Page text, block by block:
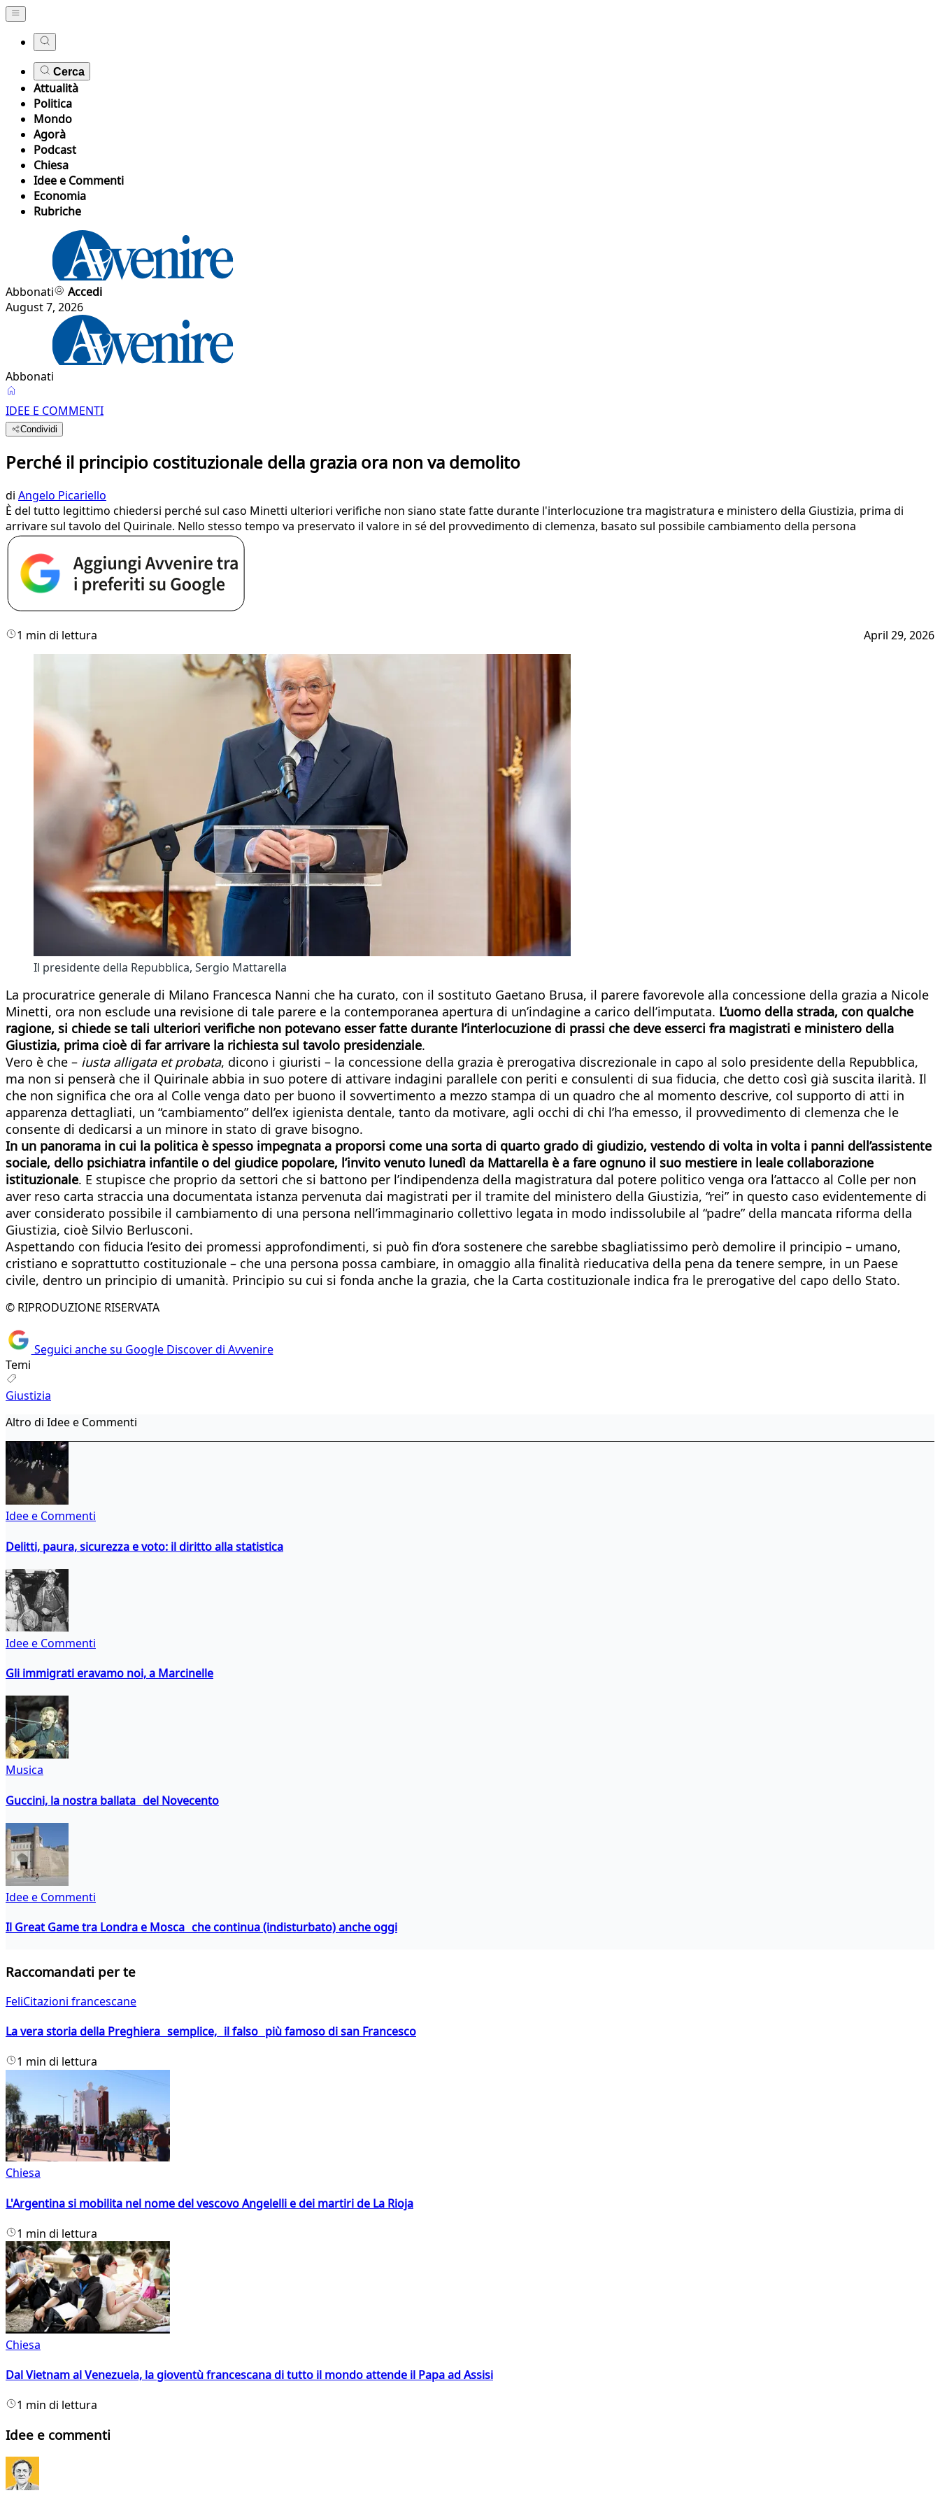
Cerca
Attualità
Politica
Mondo
Agorà
Podcast
Chiesa
Idee e Commenti
Economia
Rubriche
Abbonati
Accedi
August 7, 2026
Abbonati
IDEE E COMMENTI
Condividi
Perché il principio costituzionale della grazia ora non va demolito
di Angelo Picariello
È del tutto legittimo chiedersi perché sul caso Minetti ulteriori verifiche non siano state fatte durante l'interlocuzione tra magistratura e ministero della Giustizia, prima di
arrivare sul tavolo del Quirinale. Nello stesso tempo va preservato il valore in sé del provvedimento di clemenza, basato sul possibile cambiamento della persona
1 min di lettura April 29, 2026
Il presidente della Repubblica, Sergio Mattarella
La procuratrice generale di Milano Francesca Nanni che ha curato, con il sostituto Gaetano Brusa, il parere favorevole alla concessione della grazia a Nicole
Minetti, ora non esclude una revisione di tale parere e la contemporanea apertura di un’indagine a carico dell’imputata. L’uomo della strada, con qualche
ragione, si chiede se tali ulteriori verifiche non potevano esser fatte durante l’interlocuzione di prassi che deve esserci fra magistrati e ministero della
Giustizia, prima cioè di far arrivare la richiesta sul tavolo presidenziale.
Vero è che – iusta alligata et probata, dicono i giuristi – la concessione della grazia è prerogativa discrezionale in capo al solo presidente della Repubblica,
ma non si penserà che il Quirinale abbia in suo potere di attivare indagini parallele con periti e consulenti di sua fiducia, che detto così già suscita ilarità. Il
che non significa che ora al Colle venga dato per buono il sovvertimento a mezzo stampa di un quadro che al momento descrive, col supporto di atti in
apparenza dettagliati, un “cambiamento” dell’ex igienista dentale, tanto da motivare, agli occhi di chi l’ha emesso, il provvedimento di clemenza che le
consente di dedicarsi a un minore in stato di grave bisogno.
In un panorama in cui la politica è spesso impegnata a proporsi come una sorta di quarto grado di giudizio, vestendo di volta in volta i panni dell’assistente
sociale, dello psichiatra infantile o del giudice popolare, l’invito venuto lunedì da Mattarella è a fare ognuno il suo mestiere in leale collaborazione
istituzionale. E stupisce che proprio da settori che si battono per l’indipendenza della magistratura dal potere politico venga ora l’attacco al Colle per non
aver reso carta straccia una documentata istanza pervenuta dai magistrati per il tramite del ministero della Giustizia, “rei” in questo caso evidentemente di
aver considerato possibile il cambiamento di una persona nell’immaginario collettivo legata in modo indissolubile al “padre” della mancata riforma della
Giustizia, cioè Silvio Berlusconi.
Aspettando con fiducia l’esito dei promessi approfondimenti, si può fin d’ora sostenere che sarebbe sbagliatissimo però demolire il principio – umano,
cristiano e soprattutto costituzionale – che una persona possa cambiare, in omaggio alla finalità rieducativa della pena da tenere sempre, in un Paese
civile, dentro un principio di umanità. Principio su cui si fonda anche la grazia, che la Carta costituzionale indica fra le prerogative del capo dello Stato.
© RIPRODUZIONE RISERVATA
Seguici anche su Google Discover di Avvenire
Temi
Giustizia
Altro di Idee e Commenti
Idee e Commenti
Delitti, paura, sicurezza e voto: il diritto alla statistica
Idee e Commenti
Gli immigrati eravamo noi, a Marcinelle
Musica
Guccini, la nostra ballata del Novecento
Idee e Commenti
Il Great Game tra Londra e Mosca che continua (indisturbato) anche oggi
Raccomandati per te
FeliCitazioni francescane
La vera storia della Preghiera semplice, il falso più famoso di san Francesco
1 min di lettura
Chiesa
L'Argentina si mobilita nel nome del vescovo Angelelli e dei martiri de La Rioja
1 min di lettura
Chiesa
Dal Vietnam al Venezuela, la gioventù francescana di tutto il mondo attende il Papa ad Assisi
1 min di lettura
Idee e commenti